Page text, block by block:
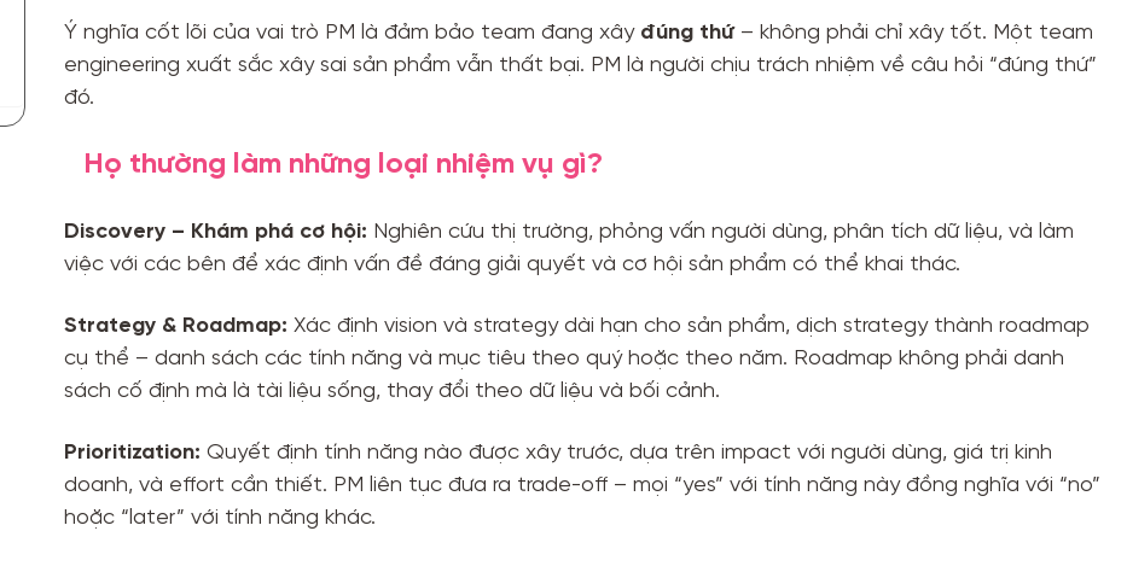
Ý nghĩa cốt lõi của vai trò PM là đảm bảo team đang xây đúng thứ– không phải chỉ xây tốt. Một team
engineering xuất sắc xây sai sản phẩm vẫn thất bại. PM là người chịu trách nhiệm về câu hỏi “đúng thứ”
đó.
Họ thường làm những loại nhiệm vụ gì?
Discovery – Khám phá cơ hội: Nghiên cứu thị trường, phỏng vấn người dùng, phân tích dữ liệu, và làm
việc với các bên để xác định vấn đề đáng giải quyết và cơ hội sản phẩm có thể khai thác.
Strategy & Roadmap: Xác định vision và strategy dài hạn cho sản phẩm, dịch strategy thành roadmap
cụ thể – danh sách các tính năng và mục tiêu theo quý hoặc theo năm. Roadmap không phải danh
sách cố định mà là tài liệu sống, thay đổi theo dữ liệu và bối cảnh.
Prioritization: Quyết định tính năng nào được xây trước, dựa trên impact với người dùng, giá trị kinh
doanh, và effort cần thiết. PM liên tục đưa ra trade-off – mọi “yes” với tính năng này đồng nghĩa với “no”
hoặc “later” với tính năng khác.